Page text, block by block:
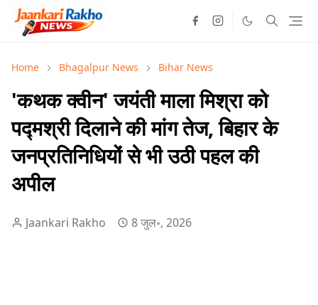
Home Bhagalpur News Bihar News
'कथक क्वीन' जयंती माला मिश्रा को
पद्मश्री दिलाने की मांग तेज, बिहार के
जनप्रतिनिधियों से भी उठी पहल की
अपील
Jaankari Rakho 8 जुल॰, 2026